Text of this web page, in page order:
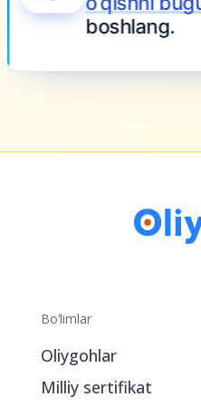
Bo‘limlar
Oliygohlar
Milliy sertifikat